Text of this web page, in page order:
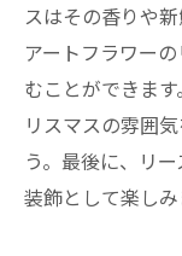
スはその香りや
アートフラワー
むことができま
リスマスの雰囲
う。最後に、リ
装飾として楽しみ